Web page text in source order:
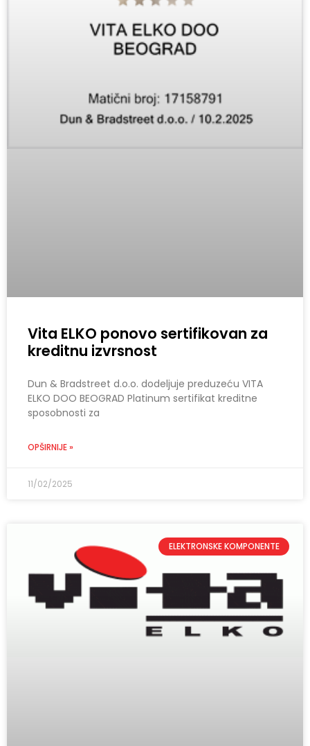
Vita ELKO ponovo sertifikovan za
kreditnu izvrsnost
Dun & Bradstreet d.o.o. dodeljuje preduzeću VITA
ELKO DOO BEOGRAD Platinum sertifikat kreditne
sposobnosti za
OPŠIRNIJE »
11/02/2025
ELEKTRONSKE KOMPONENTE